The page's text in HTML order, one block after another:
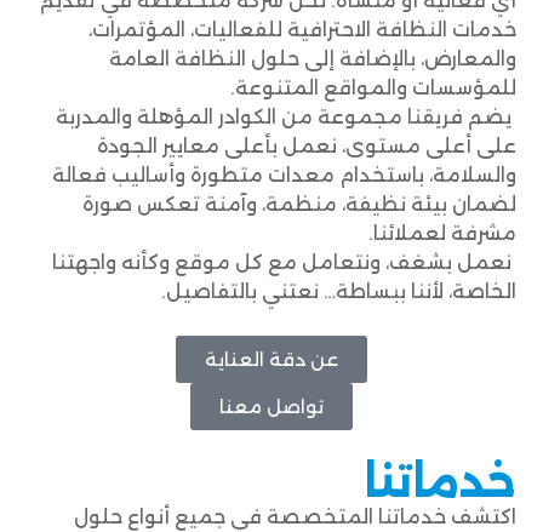
خدمات النظافة الاحترافية للفعاليات، المؤتمرات،
والمعارض، بالإضافة إلى حلول النظافة العامة
للمؤسسات والمواقع المتنوعة.
يضم فريقنا مجموعة من الكوادر المؤهلة والمدربة
على أعلى مستوى، نعمل بأعلى معايير الجودة
والسلامة، باستخدام معدات متطورة وأساليب فعالة
لضمان بيئة نظيفة، منظمة، وآمنة تعكس صورة
مشرفة لعملائنا.
نعمل بشغف، ونتعامل مع كل موقع وكأنه واجهتنا
الخاصة، لأننا ببساطة… نعتني بالتفاصيل.
عن دقة العناية
تواصل معنا
خدماتنا
اكتشف خدماتنا المتخصصة في جميع أنواع حلول